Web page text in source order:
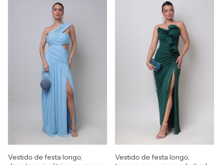
Vestido de festa longo,
Vestido de festa longo,